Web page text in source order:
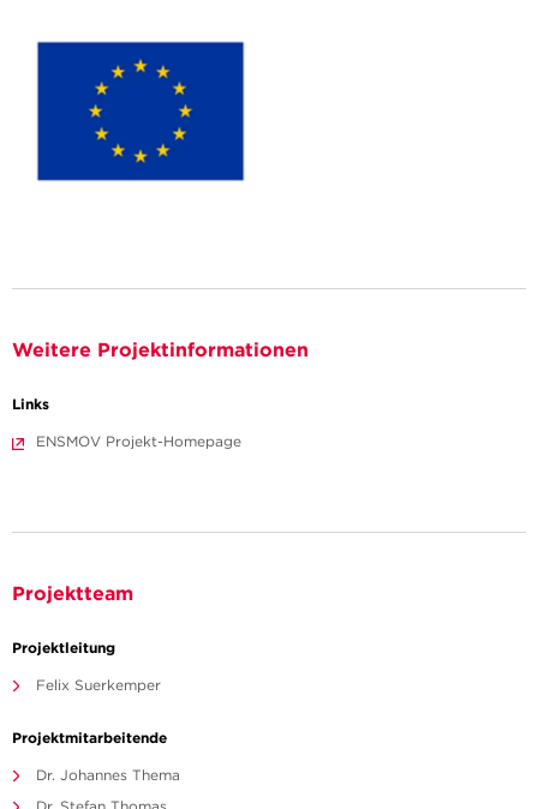
Weitere Projektinformationen
Links
ENSMOV Projekt-Homepage
Projektteam
Projektleitung
Felix Suerkemper
Projektmitarbeitende
Dr. Johannes Thema